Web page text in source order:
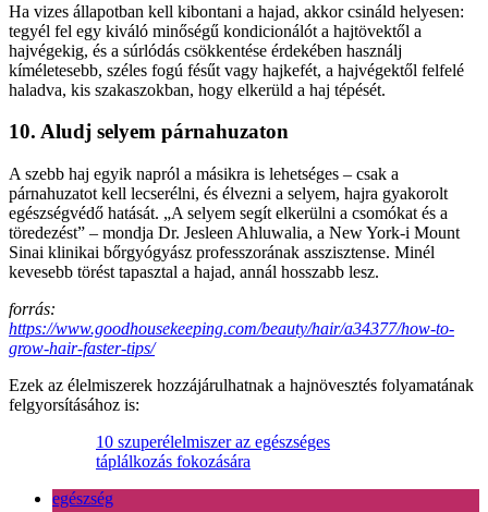
Ha vizes állapotban kell kibontani a hajad, akkor csináld helyesen:
tegyél fel egy kiváló minőségű kondicionálót a hajtövektől a
hajvégekig, és a súrlódás csökkentése érdekében használj
kíméletesebb, széles fogú fésűt vagy hajkefét, a hajvégektől felfelé
haladva, kis szakaszokban, hogy elkerüld a haj tépését.
10. Aludj selyem párnahuzaton
A szebb haj egyik napról a másikra is lehetséges – csak a
párnahuzatot kell lecserélni, és élvezni a selyem, hajra gyakorolt
egészségvédő hatását. „A selyem segít elkerülni a csomókat és a
töredezést” – mondja Dr. Jesleen Ahluwalia, a New York-i Mount
Sinai klinikai bőrgyógyász professzorának asszisztense. Minél
kevesebb törést tapasztal a hajad, annál hosszabb lesz.
forrás:
https://www.goodhousekeeping.com/beauty/hair/a34377/how-to-
grow-hair-faster-tips/
Ezek az élelmiszerek hozzájárulhatnak a hajnövesztés folyamatának
felgyorsításához is:
10 szuperélelmiszer az egészséges
táplálkozás fokozására
egészség